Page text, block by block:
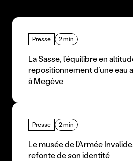
Presse 2 min
La Sasse, l’équilibre en
repositionnement d’une eau
à Megève
Presse 2 min
Le musée de l’Armée
refonte de son identité